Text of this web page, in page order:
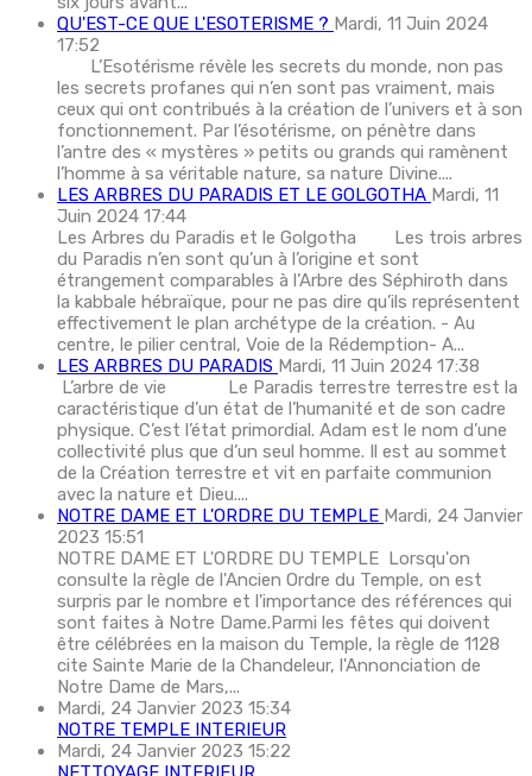
QU'EST-CE QUE L'ESOTERISME ? Mardi, 11 Juin 2024
17:52
L’Esotérisme révèle les secrets du monde, non pas
les secrets profanes qui n’en sont pas vraiment, mais
ceux qui ont contribués à la création de l’univers et à son
fonctionnement. Par l’ésotérisme, on pénètre dans
l’antre des « mystères » petits ou grands qui ramènent
l’homme à sa véritable nature, sa nature Divine....
LES ARBRES DU PARADIS ET LE GOLGOTHA Mardi, 11
Juin 2024 17:44
Les Arbres du Paradis et le Golgotha Les trois arbres
du Paradis n’en sont qu’un à l’origine et sont
étrangement comparables à l’Arbre des Séphiroth dans
la kabbale hébraïque, pour ne pas dire qu’ils représentent
effectivement le plan archétype de la création. - Au
centre, le pilier central, Voie de la Rédemption- A...
LES ARBRES DU PARADIS Mardi, 11 Juin 2024 17:38
L’arbre de vie Le Paradis terrestre terrestre est la
caractéristique d’un état de l’humanité et de son cadre
physique. C’est l’état primordial. Adam est le nom d’une
collectivité plus que d’un seul homme. Il est au sommet
de la Création terrestre et vit en parfaite communion
avec la nature et Dieu....
NOTRE DAME ET L'ORDRE DU TEMPLE Mardi, 24 Janvier
2023 15:51
NOTRE DAME ET L'ORDRE DU TEMPLE Lorsqu'on
consulte la règle de l'Ancien Ordre du Temple, on est
surpris par le nombre et l'importance des références qui
sont faites à Notre Dame.Parmi les fêtes qui doivent
être célébrées en la maison du Temple, la règle de 1128
cite Sainte Marie de la Chandeleur, l'Annonciation de
Notre Dame de Mars,...
Mardi, 24 Janvier 2023 15:34
NOTRE TEMPLE INTERIEUR
Mardi, 24 Janvier 2023 15:22